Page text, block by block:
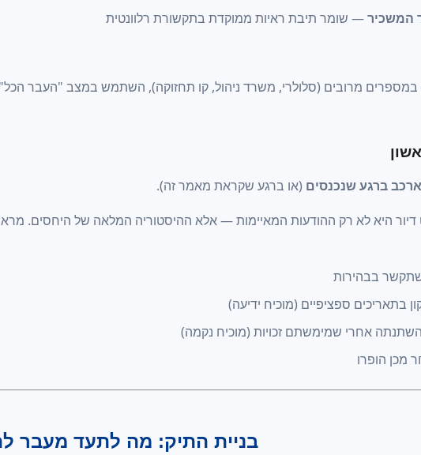
המשכיר— שומר תיבת ראיות ממוקדת בתקשורת רלוונטית
מרובים (סלולרי, משרד ניהול, קו תחזוקה), השתמש במצב "העבר
ברגע שנכנסים (או ברגע שקראת מאמר זה).
היא לא רק ההודעות המאיימות — אלא ההיסטוריה המלאה של היחסים.
בבהירות
בתאריכים ספציפיים (מוכיח ידיעה)
אחרי שמימשתם זכויות (מוכיח נקמה)
מכן הופרו
בניית התיק: מה לתעד מעבר